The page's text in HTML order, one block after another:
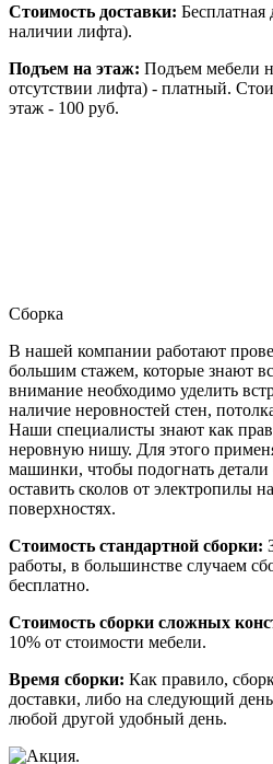
Стоимость доставки: Бесплатная
наличии лифта).
Подъем на этаж: Подъем мебели
отсутствии лифта) - платный.
этаж - 100 руб.
Сборка
В нашей компании работают
большим стажем, которые знают
внимание необходимо уделить
наличие неровностей стен,
Наши специалисты знают как
неровную нишу. Для этого
машинки, чтобы подогнать детали
оставить сколов от электропилы
поверхностях.
Стоимость стандартной сборки:
работы, в большинстве случаем
бесплатно.
Стоимость сборки сложных
10% от стоимости мебели.
Время сборки: Как правило,
доставки, либо на следующий
любой другой удобный день.